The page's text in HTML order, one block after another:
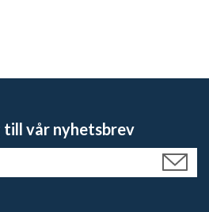
till vår nyhetsbrev